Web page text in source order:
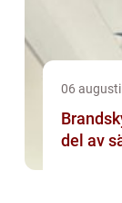
06
del av